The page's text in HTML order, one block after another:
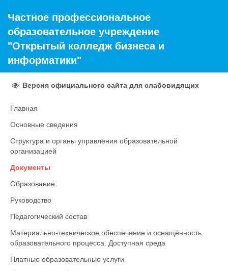
Частное профессиональное
образовательное учреждение
"Открытый колледж бизнеса и
информатики"
Версия официального сайта для слабовидящих
Главная
Основные сведения
Структура и органы управления образовательной
организацией
Документы
Образование
Руководство
Педагогический состав
Материально-техническое обеспечение и оснащённость
образовательного процесса. Доступная среда
Платные образовательные услуги